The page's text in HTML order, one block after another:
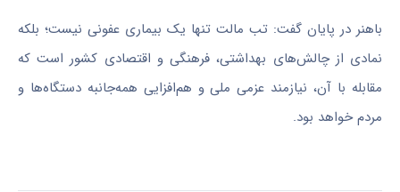
باهنر در پایان گفت: تب مالت تنها یک بیماری عفونی نیست؛ بلکه
نمادی از چالش‌های بهداشتی، فرهنگی و اقتصادی کشور است که
مقابله با آن، نیازمند عزمی ملی و هم‌افزایی همه‌جانبه دستگاه‌ها و
مردم خواهد بود.